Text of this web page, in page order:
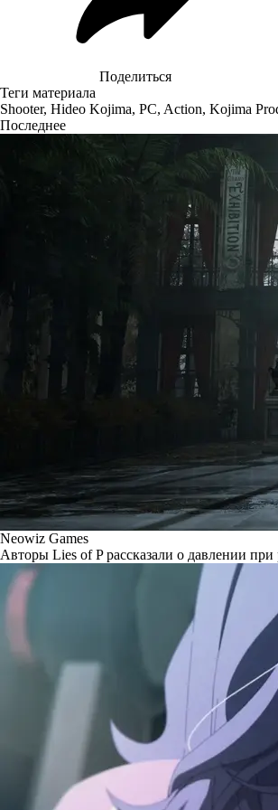
Поделиться
Теги материала
Shooter, Hideo Kojima, PC, Action, Kojima
Последнее
Neowiz Games
Авторы Lies of P рассказали о давлении при